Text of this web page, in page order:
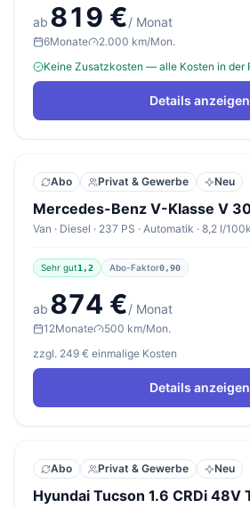
ab 819 €/ Monat
6Monate
2.000 km/Mon.
Keine Zusatzkosten — alle Kosten in der
Details anzeigen
Abo Privat & Gewerbe Neu
Van · Diesel · 237 PS · Automatik · 8,2 l/
Sehr gut1,2 Abo-Faktor0,90
ab 874 €/ Monat
12Monate
500 km/Mon.
zzgl. 249 € einmalige Kosten
Details anzeigen
Abo Privat & Gewerbe Neu
Hyundai Tucson 1.6 CRDi 48V